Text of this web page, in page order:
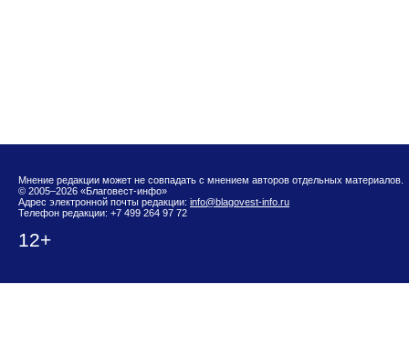
Мнение редакции может не совпадать с мнением авторов отдельных материалов.
© 2005–2026 «Благовест-инфо»
Адрес электронной почты редакции: info@blagovest-info.ru
Телефон редакции: +7 499 264 97 72
12+